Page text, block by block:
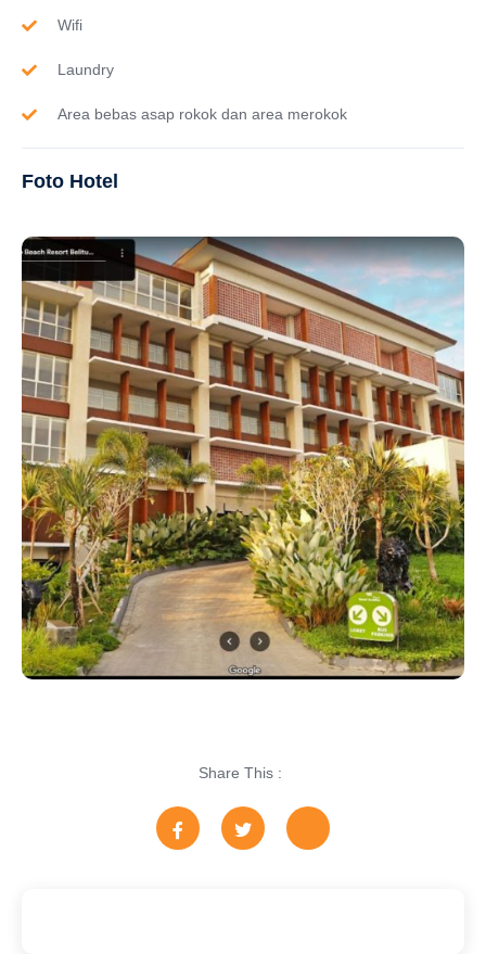
Wifi
Laundry
Area bebas asap rokok dan area merokok
Foto Hotel
Share This :